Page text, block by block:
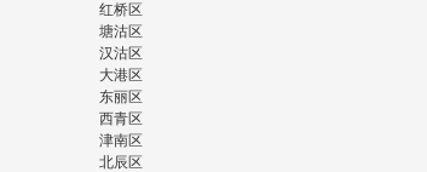
红桥区
塘沽区
汉沽区
大港区
东丽区
西青区
津南区
北辰区